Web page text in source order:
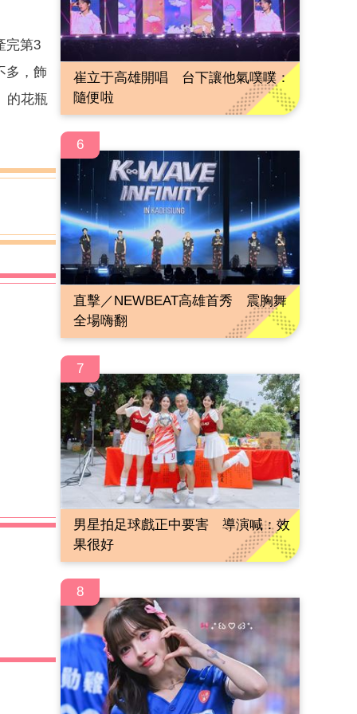
完第3
多，飾
的花瓶
崔立于高雄開唱 台下讓他氣噗噗：
隨便啦
6
直擊／NEWBEAT高雄首秀 震胸舞
全場嗨翻
7
男星拍足球戲正中要害 導演喊：效
果很好
8